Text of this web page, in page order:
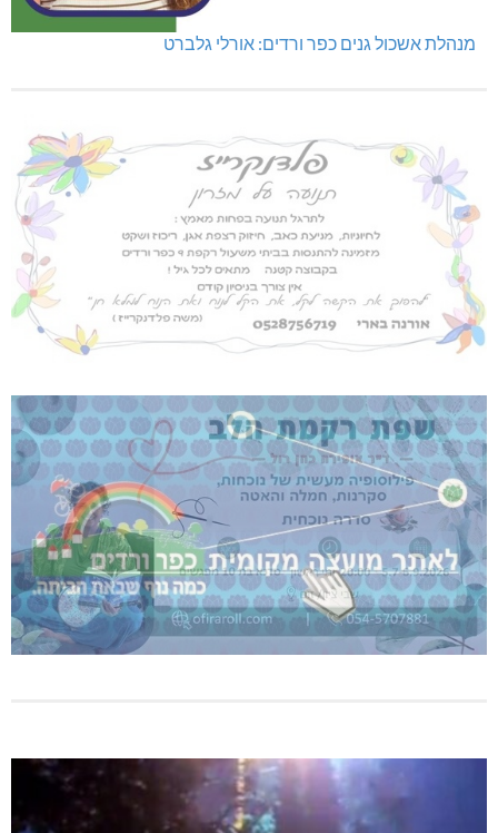
מנהלת אשכול גנים כפר ורדים: אורלי גלברט